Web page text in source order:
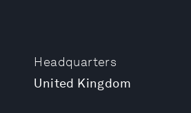
Headquarters
United Kingdom